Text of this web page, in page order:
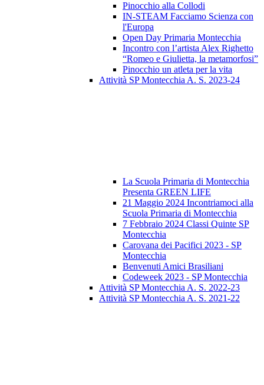
Pinocchio alla Collodi
IN-STEAM Facciamo Scienza con
l'Europa
Open Day Primaria Montecchia
Incontro con l’artista Alex Righetto
“Romeo e Giulietta, la metamorfosi”
Pinocchio un atleta per la vita
Attività SP Montecchia A. S. 2023-24
La Scuola Primaria di Montecchia
Presenta GREEN LIFE
21 Maggio 2024 Incontriamoci alla
Scuola Primaria di Montecchia
7 Febbraio 2024 Classi Quinte SP
Montecchia
Carovana dei Pacifici 2023 - SP
Montecchia
Benvenuti Amici Brasiliani
Codeweek 2023 - SP Montecchia
Attività SP Montecchia A. S. 2022-23
Attività SP Montecchia A. S. 2021-22